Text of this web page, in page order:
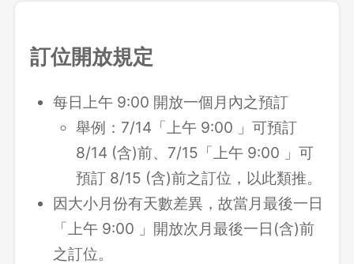
訂位開放規定
每日上午 9:00 開放一個月內之預訂
舉例：7/14「上午 9:00 」可預訂
8/14 (含)前、7/15「上午 9:00 」可
預訂 8/15 (含)前之訂位，以此類推。
因大小月份有天數差異，故當月最後一日
「上午 9:00 」開放次月最後一日(含)前
之訂位。